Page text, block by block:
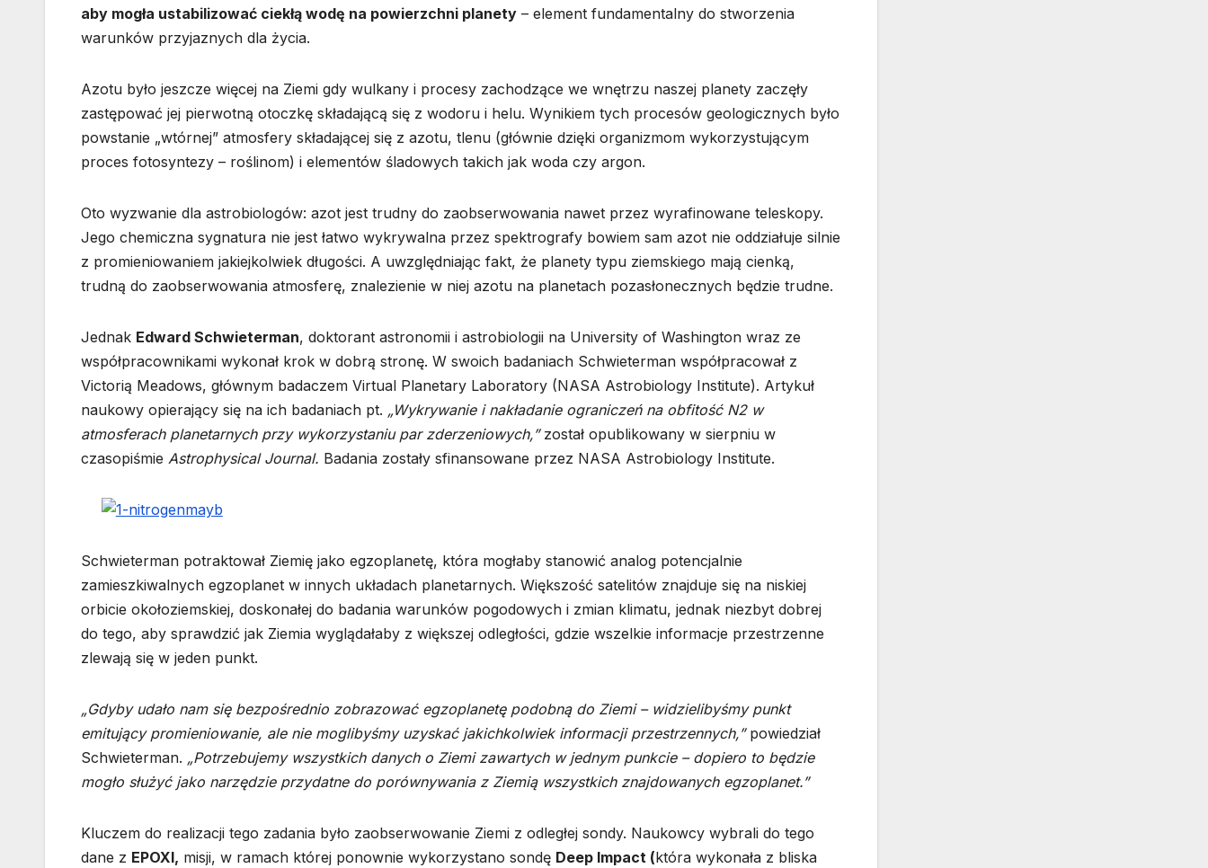
aby mogła ustabilizować ciekłą wodę na powierzchni planety – element fundamentalny do stworzenia
warunków przyjaznych dla życia.
Azotu było jeszcze więcej na Ziemi gdy wulkany i procesy zachodzące we wnętrzu naszej planety zaczęły
zastępować jej pierwotną otoczkę składającą się z wodoru i helu. Wynikiem tych procesów geologicznych było
powstanie „wtórnej” atmosfery składającej się z azotu, tlenu (głównie dzięki organizmom wykorzystującym
proces fotosyntezy – roślinom) i elementów śladowych takich jak woda czy argon.
Oto wyzwanie dla astrobiologów: azot jest trudny do zaobserwowania nawet przez wyrafinowane teleskopy.
Jego chemiczna sygnatura nie jest łatwo wykrywalna przez spektrografy bowiem sam azot nie oddziałuje silnie
z promieniowaniem jakiejkolwiek długości. A uwzględniając fakt, że planety typu ziemskiego mają cienką,
trudną do zaobserwowania atmosferę, znalezienie w niej azotu na planetach pozasłonecznych będzie trudne.
Jednak Edward Schwieterman, doktorant astronomii i astrobiologii na University of Washington wraz ze
współpracownikami wykonał krok w dobrą stronę. W swoich badaniach Schwieterman współpracował z
Victorią Meadows, głównym badaczem Virtual Planetary Laboratory (NASA Astrobiology Institute). Artykuł
naukowy opierający się na ich badaniach pt. „Wykrywanie i nakładanie ograniczeń na obfitość N2 w
atmosferach planetarnych przy wykorzystaniu par zderzeniowych,”został opublikowany w sierpniu w
czasopiśmie Astrophysical Journal. Badania zostały sfinansowane przez NASA Astrobiology Institute.
Schwieterman potraktował Ziemię jako egzoplanetę, która mogłaby stanowić analog potencjalnie
zamieszkiwalnych egzoplanet w innych układach planetarnych. Większość satelitów znajduje się na niskiej
orbicie okołoziemskiej, doskonałej do badania warunków pogodowych i zmian klimatu, jednak niezbyt dobrej
do tego, aby sprawdzić jak Ziemia wyglądałaby z większej odległości, gdzie wszelkie informacje przestrzenne
zlewają się w jeden punkt.
„Gdyby udało nam się bezpośrednio zobrazować egzoplanetę podobną do Ziemi – widzielibyśmy punkt
emitujący promieniowanie, ale nie moglibyśmy uzyskać jakichkolwiek informacji przestrzennych,”powiedział
Schwieterman. „Potrzebujemy wszystkich danych o Ziemi zawartych w jednym punkcie – dopiero to będzie
mogło służyć jako narzędzie przydatne do porównywania z Ziemią wszystkich znajdowanych egzoplanet.”
Kluczem do realizacji tego zadania było zaobserwowanie Ziemi z odległej sondy. Naukowcy wybrali do tego
dane z EPOXI, misji, w ramach której ponownie wykorzystano sondę Deep Impact (która wykonała z bliska